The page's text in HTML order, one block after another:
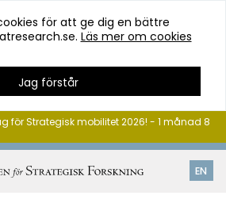
för att ge dig en bättre
Läs mer om cookies
Jag förstår
EN
för Strategisk mobilitet 2026! - 1 månad 8